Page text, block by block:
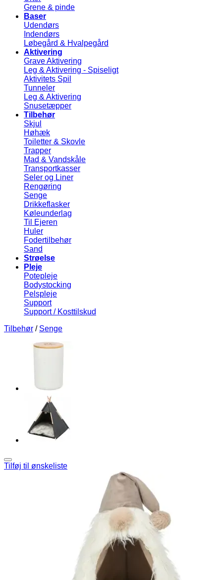
Grene & pinde
Baser
Udendørs
Indendørs
Løbegård & Hvalpegård
Aktivering
Grave Aktivering
Leg & Aktivering - Spiseligt
Aktivitets Spil
Tunneler
Leg & Aktivering
Snusetæpper
Tilbehør
Skjul
Høhæk
Toiletter & Skovle
Trapper
Mad & Vandskåle
Transportkasser
Seler og Liner
Rengøring
Senge
Drikkeflasker
Køleunderlag
Til Ejeren
Huler
Fodertilbehør
Sand
Strøelse
Pleje
Potepleje
Bodystocking
Pelspleje
Support
Support / Kosttilskud
Tilbehør / Senge
Tilføj til ønskeliste